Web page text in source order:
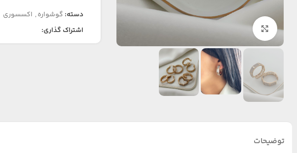
بزرگنمایی تصویر
دسته: گوشواره, اکسسوری
اشتراک گذاری:
توضیحات